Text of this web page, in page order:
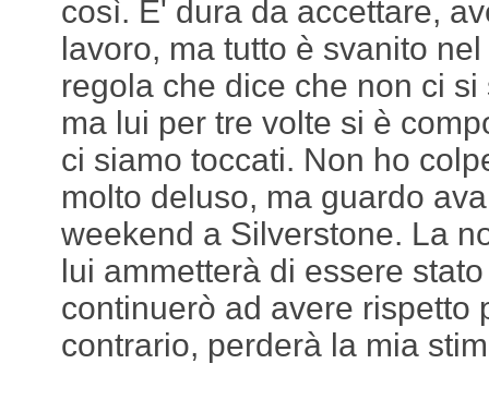
così. E' dura da accettare,
lavoro, ma tutto è svanito
regola che dice che non ci
ma lui per tre volte si è
ci siamo toccati. Non ho
molto deluso, ma guardo
weekend a Silverstone. La
lui ammetterà di essere
continuerò ad avere rispetto
contrario, perderà la mia